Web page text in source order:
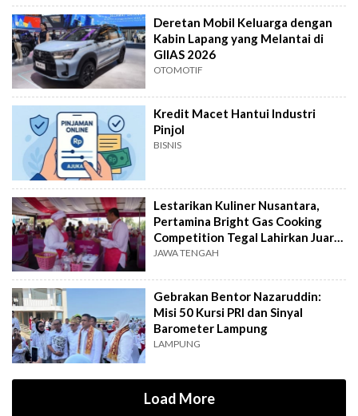
Deretan Mobil Keluarga dengan
Kabin Lapang yang Melantai di
GIIAS 2026
OTOMOTIF
Kredit Macet Hantui Industri
Pinjol
BISNIS
Lestarikan Kuliner Nusantara,
Pertamina Bright Gas Cooking
Competition Tegal Lahirkan Juara
Baru
JAWA TENGAH
Gebrakan Bentor Nazaruddin:
Misi 50 Kursi PRI dan Sinyal
Barometer Lampung
LAMPUNG
Load More